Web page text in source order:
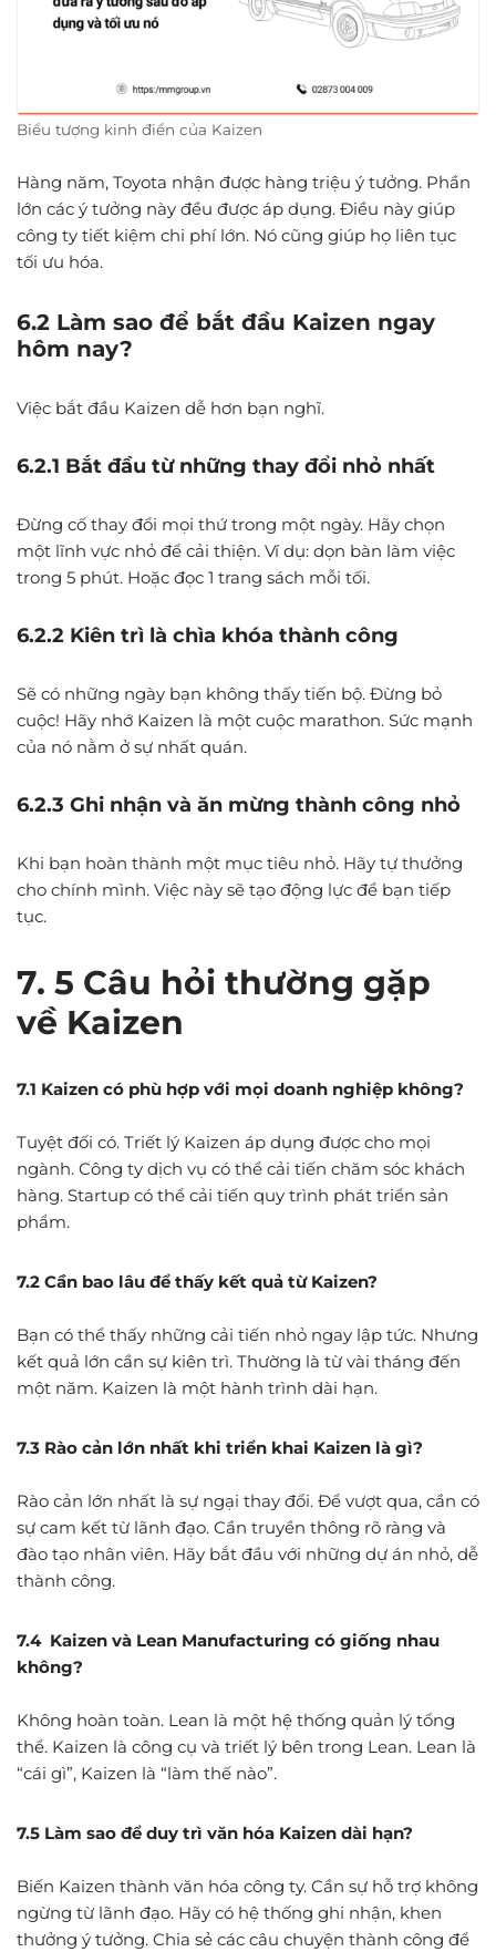
Biểu tượng kinh điển của Kaizen
Hàng năm, Toyota nhận được hàng triệu ý tưởng. Phần
lớn các ý tưởng này đều được áp dụng. Điều này giúp
công ty tiết kiệm chi phí lớn. Nó cũng giúp họ liên tục
tối ưu hóa.
6.2 Làm sao để bắt đầu Kaizen ngay
hôm nay?
Việc bắt đầu Kaizen dễ hơn bạn nghĩ.
6.2.1 Bắt đầu từ những thay đổi nhỏ nhất
Đừng cố thay đổi mọi thứ trong một ngày. Hãy chọn
một lĩnh vực nhỏ để cải thiện. Ví dụ: dọn bàn làm việc
trong 5 phút. Hoặc đọc 1 trang sách mỗi tối.
6.2.2 Kiên trì là chìa khóa thành công
Sẽ có những ngày bạn không thấy tiến bộ. Đừng bỏ
cuộc! Hãy nhớ Kaizen là một cuộc marathon. Sức mạnh
của nó nằm ở sự nhất quán.
6.2.3 Ghi nhận và ăn mừng thành công nhỏ
Khi bạn hoàn thành một mục tiêu nhỏ. Hãy tự thưởng
cho chính mình. Việc này sẽ tạo động lực để bạn tiếp
tục.
7. 5 Câu hỏi thường gặp
về Kaizen
7.1 Kaizen có phù hợp với mọi doanh nghiệp không?
Tuyệt đối có. Triết lý Kaizen áp dụng được cho mọi
ngành. Công ty dịch vụ có thể cải tiến chăm sóc khách
hàng. Startup có thể cải tiến quy trình phát triển sản
phẩm.
7.2 Cần bao lâu để thấy kết quả từ Kaizen?
Bạn có thể thấy những cải tiến nhỏ ngay lập tức. Nhưng
kết quả lớn cần sự kiên trì. Thường là từ vài tháng đến
một năm. Kaizen là một hành trình dài hạn.
7.3 Rào cản lớn nhất khi triển khai Kaizen là gì?
Rào cản lớn nhất là sự ngại thay đổi. Để vượt qua, cần có
sự cam kết từ lãnh đạo. Cần truyền thông rõ ràng và
đào tạo nhân viên. Hãy bắt đầu với những dự án nhỏ, dễ
thành công.
7.4 Kaizen và Lean Manufacturing có giống nhau
không?
Không hoàn toàn. Lean là một hệ thống quản lý tổng
thể. Kaizen là công cụ và triết lý bên trong Lean. Lean là
“cái gì”, Kaizen là “làm thế nào”.
7.5 Làm sao để duy trì văn hóa Kaizen dài hạn?
Biến Kaizen thành văn hóa công ty. Cần sự hỗ trợ không
ngừng từ lãnh đạo. Hãy có hệ thống ghi nhận, khen
thưởng ý tưởng. Chia sẻ các câu chuyện thành công để